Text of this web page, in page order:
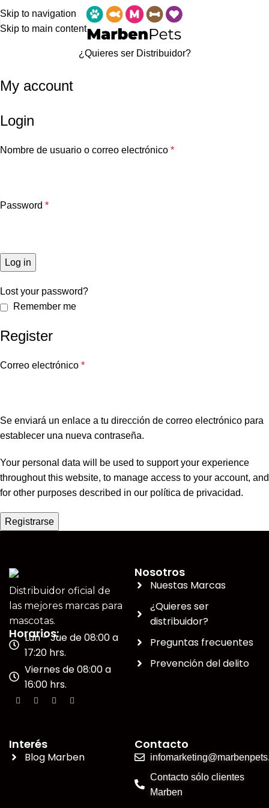
Skip to navigation
Skip to main content
¿Quieres ser Distribuidor?
My account
Login
Nombre de usuario o correo electrónico *
Password *
Log in
Lost your password?
Remember me
Register
Correo electrónico *
Se enviará un enlace a tu dirección de correo electrónico para
establecer una nueva contraseña.
Your personal data will be used to support your experience
throughout this website, to manage access to your account, and
for other purposes described in our política de privacidad.
Registrarse
Distribuidor oficial de
las mejores marcas para
mascotas.
Horarios:
Lun - Jue de 08:00 a
17:20 hrs.
Viernes de 08:00 a
16:00 hrs.
Nosotros
Nuestas Marcas
¿Quieres ser
distribuidor?
Preguntas frecuentes
Prevención del delito
Interés
Blog Marben
Contacto
Contacto sólo clientes
Marben